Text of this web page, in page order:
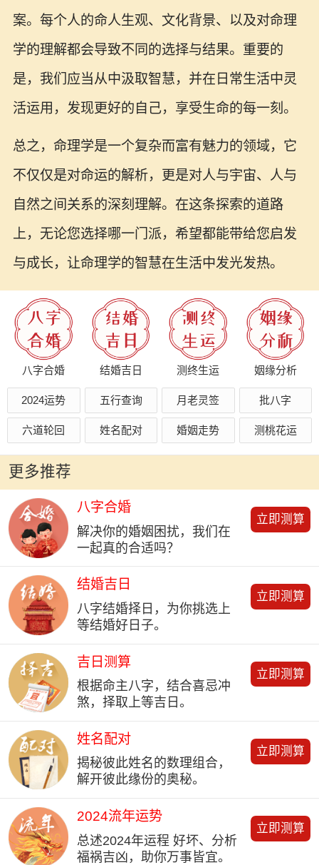
案。每个人的命人生观、文化背景、以及对命理
学的理解都会导致不同的选择与结果。重要的
是，我们应当从中汲取智慧，并在日常生活中灵
活运用，发现更好的自己，享受生命的每一刻。
总之，命理学是一个复杂而富有魅力的领域，它
不仅仅是对命运的解析，更是对人与宇宙、人与
自然之间关系的深刻理解。在这条探索的道路
上，无论您选择哪一门派，希望都能带给您启发
与成长，让命理学的智慧在生活中发光发热。
八字合婚 结婚吉日 测终生运 姻缘分析
2024运势 五行查询 月老灵签 批八字
六道轮回 姓名配对 婚姻走势 测桃花运
更多推荐
八字合婚
解决你的婚姻困扰，我们在
一起真的合适吗？
立即测算
结婚吉日
八字结婚择日，为你挑选上
等结婚好日子。
立即测算
吉日测算
根据命主八字，结合喜忌冲
煞，择取上等吉日。
立即测算
姓名配对
揭秘彼此姓名的数理组合，
解开彼此缘份的奥秘。
立即测算
2024流年运势
总述2024年运程 好坏、分析
福祸吉凶，助你万事皆宜。
立即测算